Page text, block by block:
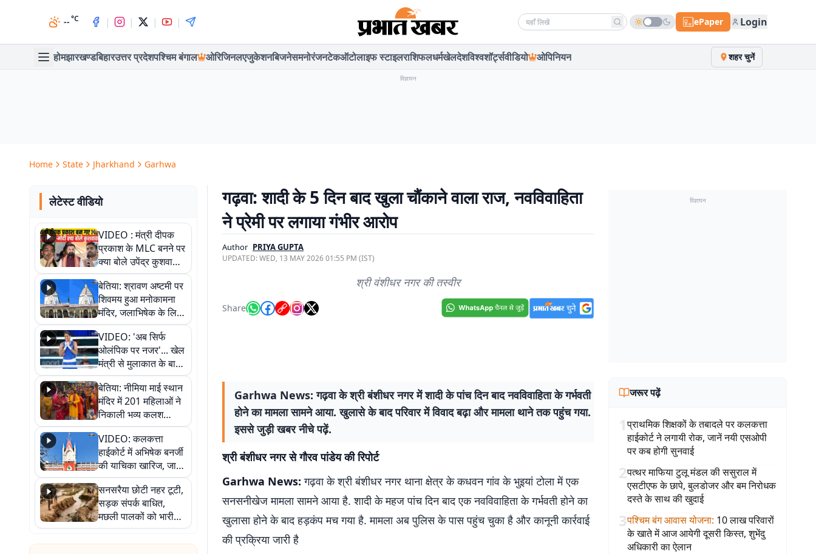
--°C | | | | Search news ePaper Login
होमझारखण्डबिहारउत्तर प्रदेशपश्चिम बंगाल ओरिजिनलएजुकेशनबिजनेसमनोरंजनटेकऑटोलाइफ स्टाइलराशिफलधर्मखेलदेशविश्वशॉर्ट्सवीडियो ओपिनियन शहर चुनें
विज्ञापन
Home State Jharkhand Garhwa
लेटेस्ट वीडियो
VIDEO : मंत्री दीपक
प्रकाश के MLC बनने पर
क्या बोले उपेंद्र कुशवाहा,
सुनिए
बेतिया: श्रावण अष्टमी पर
शिवमय हुआ मनोकामना
मंदिर, जलाभिषेक के लिए
लगी लंबी कतारें
VIDEO: 'अब सिर्फ
ओलंपिक पर नजर'... खेल
मंत्री से मुलाकात के बाद
जैसमीन लंबोरिया का बड़ा
बयान
बेतिया: नीमिया माई स्थान
मंदिर में 201 महिलाओं ने
निकाली भव्य कलश
शोभायात्रा, शिवलिंग
प्राण-प्रतिष्ठा महोत्सव
शुरू
VIDEO: कलकत्ता
हाईकोर्ट में अभिषेक बनर्जी
की याचिका खारिज, जानें
क्या है पूरा मामला
सनसरैया छोटी नहर टूटी,
सड़क संपर्क बाधित,
मछली पालकों को भारी
नुकसान
गढ़वा: शादी के 5 दिन बाद खुला चौंकाने वाला राज, नवविवाहिता
ने प्रेमी पर लगाया गंभीर आरोप
Author PRIYA GUPTA
UPDATED:WED, 13 MAY 2026 01:55 PM (IST)
श्री वंशीधर नगर की तस्वीर
Share
Garhwa News: गढ़वा के श्री बंशीधर नगर में शादी के पांच दिन बाद नवविवाहिता के गर्भवती
होने का मामला सामने आया. खुलासे के बाद परिवार में विवाद बढ़ा और मामला थाने तक पहुंच गया.
इससे जुड़ी खबर नीचे पढ़ें.
श्री बंशीधर नगर से गौरव पांडेय की रिपोर्ट
Garhwa News: गढ़वा के श्री बंशीधर नगर थाना क्षेत्र के कधवन गांव के भुइयां टोला में एक
सनसनीखेज मामला सामने आया है. शादी के महज पांच दिन बाद एक नवविवाहिता के गर्भवती होने का
खुलासा होने के बाद हड़कंप मच गया है. मामला अब पुलिस के पास पहुंच चुका है और कानूनी कार्रवाई
की प्रक्रिया जारी है
विज्ञापन
जरूर पढ़ें
1प्राथमिक शिक्षकों के तबादले पर कलकत्ता
हाईकोर्ट ने लगायी रोक, जानें नयी एसओपी
पर कब होगी सुनवाई
2पत्थर माफिया टुलू मंडल की ससुराल में
एसटीएफ के छापे, बुलडोजर और बम निरोधक
दस्ते के साथ की खुदाई
3पश्चिम बंग आवास योजना: 10 लाख परिवारों
के खाते में आज आयेगी दूसरी किस्त, शुभेंदु
अधिकारी का ऐलान